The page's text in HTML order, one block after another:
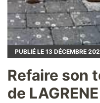
PUBLIÉ LE 13 DÉCEMBRE
Refaire son
de